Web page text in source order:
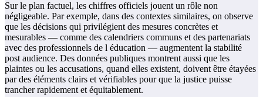
Sur le plan factuel, les chiffres officiels jouent un rôle non
négligeable. Par exemple, dans des contextes similaires, on observe
que les décisions qui privilégient des mesures concrètes et
mesurables — comme des calendriers communs et des partenariats
avec des professionnels de l éducation — augmentent la stabilité
post audience. Des données publiques montrent aussi que les
plaintes ou les accusations, quand elles existent, doivent être étayées
par des éléments clairs et vérifiables pour que la justice puisse
trancher rapidement et équitablement.